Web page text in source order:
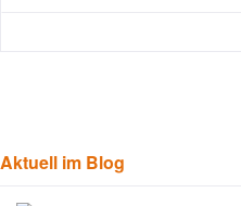
Aktuell im Blog